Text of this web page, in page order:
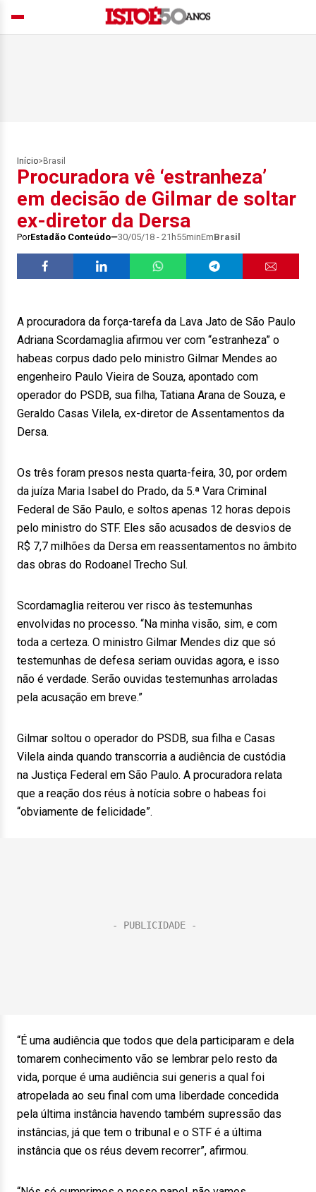
Início> Brasil
Procuradora vê ‘estranheza’
em decisão de Gilmar de soltar
ex-diretor da Dersa
PorEstadão Conteúdo 30/05/18 - 21h55minEmBrasil
A procuradora da força-tarefa da Lava Jato de São Paulo
Adriana Scordamaglia afirmou ver com “estranheza” o
habeas corpus dado pelo ministro Gilmar Mendes ao
engenheiro Paulo Vieira de Souza, apontado com
operador do PSDB, sua filha, Tatiana Arana de Souza, e
Geraldo Casas Vilela, ex-diretor de Assentamentos da
Dersa.
Os três foram presos nesta quarta-feira, 30, por ordem
da juíza Maria Isabel do Prado, da 5.ª Vara Criminal
Federal de São Paulo, e soltos apenas 12 horas depois
pelo ministro do STF. Eles são acusados de desvios de
R$ 7,7 milhões da Dersa em reassentamentos no âmbito
das obras do Rodoanel Trecho Sul.
Scordamaglia reiterou ver risco às testemunhas
envolvidas no processo. “Na minha visão, sim, e com
toda a certeza. O ministro Gilmar Mendes diz que só
testemunhas de defesa seriam ouvidas agora, e isso
não é verdade. Serão ouvidas testemunhas arroladas
pela acusação em breve.”
Gilmar soltou o operador do PSDB, sua filha e Casas
Vilela ainda quando transcorria a audiência de custódia
na Justiça Federal em São Paulo. A procuradora relata
que a reação dos réus à notícia sobre o habeas foi
“obviamente de felicidade”.
“É uma audiência que todos que dela participaram e dela
tomarem conhecimento vão se lembrar pelo resto da
vida, porque é uma audiência sui generis a qual foi
atropelada ao seu final com uma liberdade concedida
pela última instância havendo também supressão das
instâncias, já que tem o tribunal e o STF é a última
instância que os réus devem recorrer”, afirmou.